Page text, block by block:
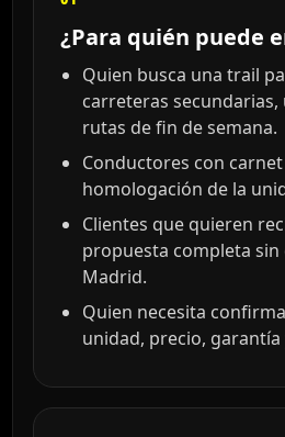
¿Para quién puede
Quien busca una trail
carreteras
rutas de fin de semana.
Conductores con
homologación de la
Clientes que quieren
propuesta completa sin
Madrid.
Quien necesita
unidad, precio, garantía